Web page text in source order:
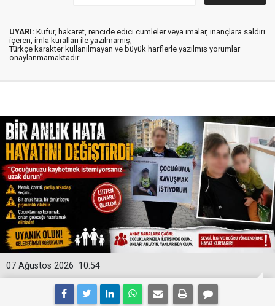
UYARI: Küfür, hakaret, rencide edici cümleler veya imalar, inançlara saldırı
içeren, imla kuralları ile yazılmamış,
Türkçe karakter kullanılmayan ve büyük harflerle yazılmış yorumlar
onaylanmamaktadır.
10:54
07 Ağustos 2026